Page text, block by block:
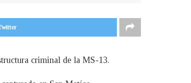
criminal de la MS-13.